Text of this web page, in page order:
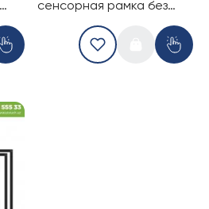
сенсорная рамка без
стекла, 50-дюймов (10
касаний) (16-9)